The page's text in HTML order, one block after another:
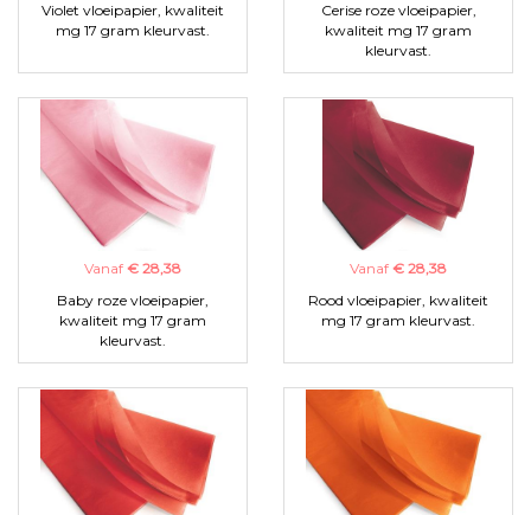
Violet vloeipapier, kwaliteit
mg 17 gram kleurvast.
Cerise roze vloeipapier,
kwaliteit mg 17 gram
kleurvast.
Vanaf € 28,38
Baby roze vloeipapier,
kwaliteit mg 17 gram
kleurvast.
Vanaf € 28,38
Rood vloeipapier, kwaliteit
mg 17 gram kleurvast.